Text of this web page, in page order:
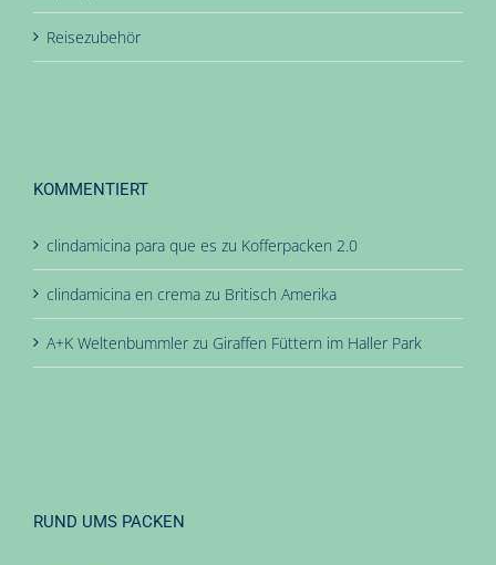
Reisezubehör
KOMMENTIERT
clindamicina para que es zu Kofferpacken 2.0
clindamicina en crema zu Britisch Amerika
A+K Weltenbummler zu Giraffen Füttern im Haller Park
RUND UMS PACKEN